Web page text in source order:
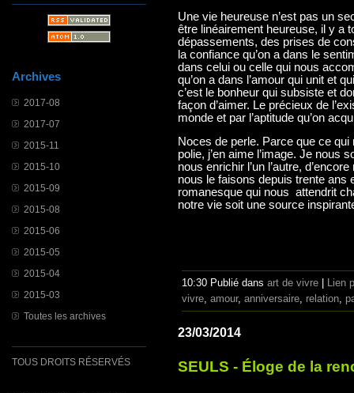
Archives
2017-08
2017-07
2015-11
2015-10
2015-09
2015-08
2015-06
2015-05
2015-04
2015-03
Toutes les archives
TOUS DROITS RÉSERVÉS
Une vie heureuse n’est pas un
être linéairement heureuse, il y a
dépassements, des prises de
la confiance qu’on a dans le
dans celui ou celle qui nous
qu’on a dans l’amour qui unit et
c’est le bonheur qui subsiste et
façon d’aimer. Le précieux de
monde et par l’aptitude qu’on
Noces de perle. Parce que ce
polie, j’en aime l’image. Je nous
nous enrichir l’un l’autre,
nous le faisons depuis trente ans
romanesque qui nous attendrit
notre vie soit une source
10:30 Publié dans art de vivre
Lien
vivre amour, anniversaire relation
23/03/2014
SEULS - Éloge de la